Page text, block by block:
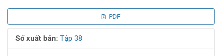
bên
PDF
Số xuất bản: Tập 38